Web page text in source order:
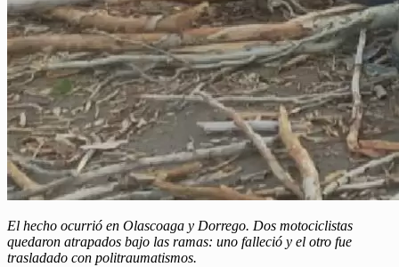
El hecho ocurrió en Olascoaga y Dorrego. Dos motociclistas
quedaron atrapados bajo las ramas: uno falleció y el otro fue
trasladado con politraumatismos.